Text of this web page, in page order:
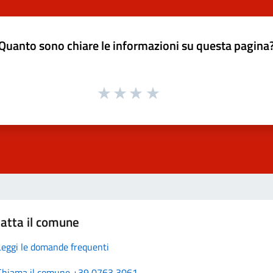
sono chiare le informazioni su questa
il comune
le domande frequenti